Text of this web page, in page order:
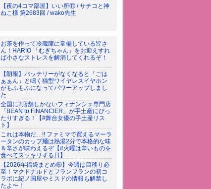
【夜の4コマ部屋】いい所⑪ / サチコと神
ねこ様 第2683回 / wako先生
お茶を作って冷蔵庫に常備している皆さ
ん！HARIO 「むぎちゃん」をお迎えすれ
ば小さなストレスを解消してくれるぞ！
【朗報】バッテリーがなくなると「ごは
ぁぁん」と鳴く猫型ワイヤレスイヤホン
がもふもふになってパワーアップしまし
た
全国に2店舗しかないフィナンシェ専門店
「BEAN to FINANCIER」が手土産にぴっ
たりすぎる！【#舞台女優の手土産リス
ト】
これは本物だ…!! ファミマで買えるマーラ
ータンのカップ麺は熱湯2分で本格的な味
＆辛さが味わえるぞ【#火曜は辛いものを
食べてスッキリする日】
【2026年福袋まとめ⑥】今週は目移り必
至！マクドナルドとフランフランの初コ
ラボに紀ノ国屋やミスドの情報も解禁し
たよ〜！